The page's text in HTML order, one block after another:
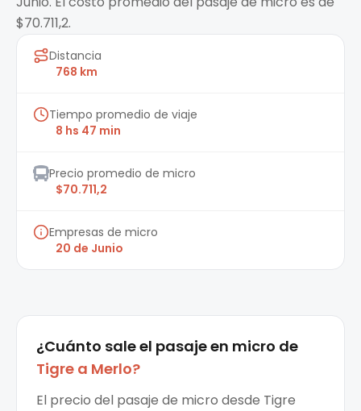
$70.711,2.
Distancia
768 km
Tiempo promedio de viaje
8 hs 47 min
Precio promedio de micro
$70.711,2
Empresas de micro
20 de Junio
¿Cuánto sale el pasaje en micro de
Tigre a Merlo?
El precio del pasaje de micro desde Tigre